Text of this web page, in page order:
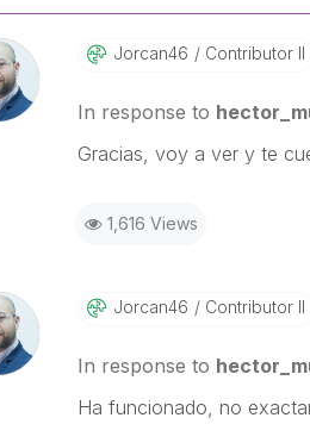
Jorcan46 Contributor II
In response to
Gracias, voy a ver y te
1,616 Views
Jorcan46 Contributor II
In response to
Ha funcionado, no